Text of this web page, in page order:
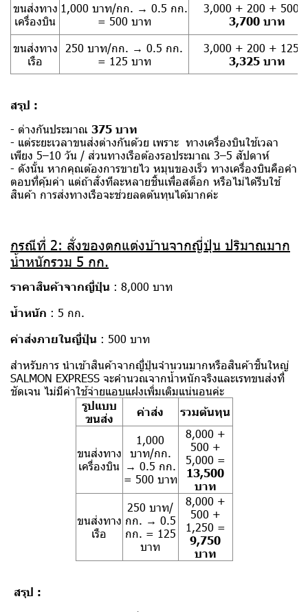
ขนส่งทาง
เครื่องบิน
1,000 บาท/กก. → 0.5 กก.
= 500 บาท
3,000 + 200 + 500
3,700 บาท
ขนส่งทาง
เรือ
250 บาท/กก. → 0.5 กก.
= 125 บาท
3,000 + 200 + 125
3,325 บาท
สรุป :
- ต่างกันประมาณ 375 บาท
- แต่ระยะเวลาขนส่งต่างกันด้วย เพราะ ทางเครื่องบินใช้เวลา
เพียง 5–10 วัน / ส่วนทางเรือต้องรอประมาณ 3–5 สัปดาห์
- ดังนั้น หากคุณต้องการขายไว หมุนของเร็ว ทางเครื่องบินคือคำ
ตอบที่คุ้มค่า แต่ถ้าสั่งทีละหลายชิ้นเพื่อสต็อก หรือไม่ได้รีบใช้
สินค้า การส่งทางเรือจะช่วยลดต้นทุนได้มากค่ะ
กรณีที่ 2: สั่งของตกแต่งบ้านจากญี่ปุ่น ปริมาณมาก
น้ำหนักรวม 5 กก.
ราคาสินค้าจากญี่ปุ่น : 8,000 บาท
น้ำหนัก : 5 กก.
ค่าส่งภายในญี่ปุ่น : 500 บาท
สำหรับการ นำเข้าสินค้าจากญี่ปุ่นจำนวนมากหรือสินค้าชิ้นใหญ่
SALMON EXPRESS จะคำนวณจากน้ำหนักจริงและเรทขนส่งที่
ชัดเจน ไม่มีค่าใช้จ่ายแอบแฝงเพิ่มเติมแน่นอนค่ะ
รูปแบบ
ขนส่ง
ค่าส่ง รวมต้นทุน
ขนส่งทาง
เครื่องบิน
1,000
บาท/กก.
→ 0.5 กก.
= 500 บาท
8,000 +
500 +
5,000 =
13,500
บาท
ขนส่งทาง
เรือ
250 บาท/
กก. → 0.5
กก. = 125
บาท
8,000 +
500 +
1,250 =
9,750
บาท
สรุป :